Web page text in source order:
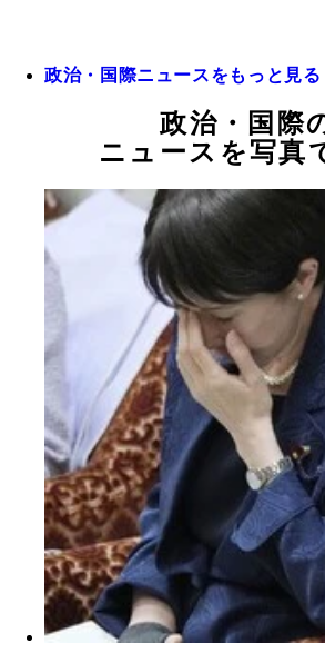
政治・国際ニュースをもっと見る
政治・国際
ニュースを写真